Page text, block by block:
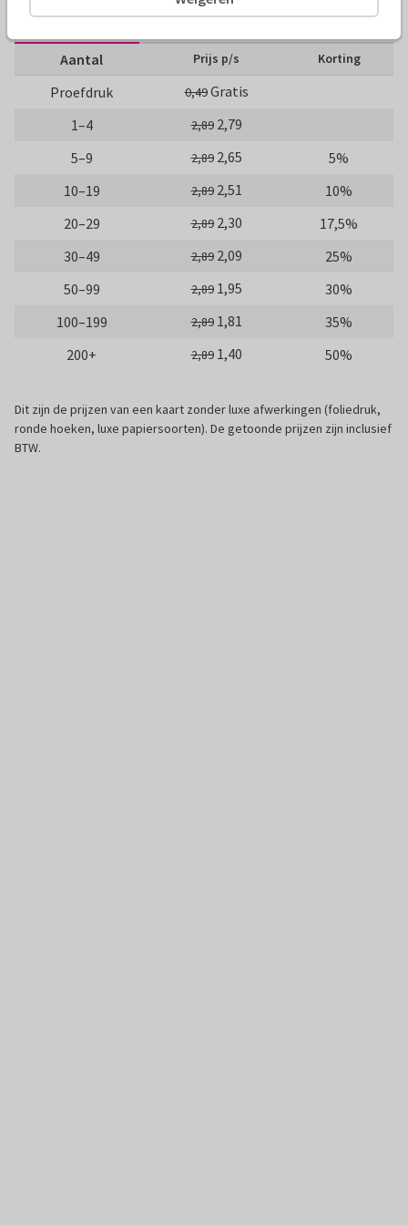
10 x 10 cm 14 x 14 cm 21 x 21 cm
Aantal Prijs p/s Korting
Proefdruk 0,49Gratis
1–4
2,89 2,79
5–9
2,89 2,65
5%
10–19
2,89 2,51
10%
20–29
2,89 2,30
17,5%
30–49
2,89 2,09
25%
50–99
2,89 1,95
30%
100–199
2,89 1,81
35%
200+
2,89 1,40 50%
Dit zijn de prijzen van een kaart zonder luxe afwerkingen (foliedruk,
ronde hoeken, luxe papiersoorten). De getoonde prijzen zijn inclusief
BTW.